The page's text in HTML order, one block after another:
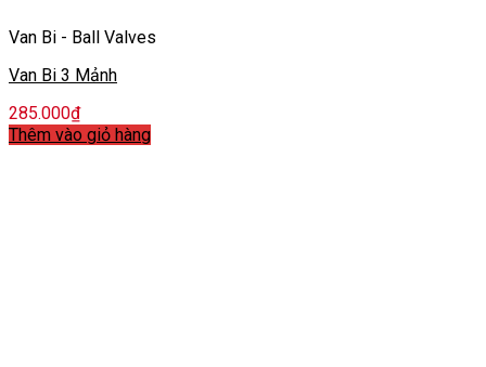
Van Bi - Ball Valves
Van Bi 3 Mảnh
285.000₫
Thêm vào giỏ hàng